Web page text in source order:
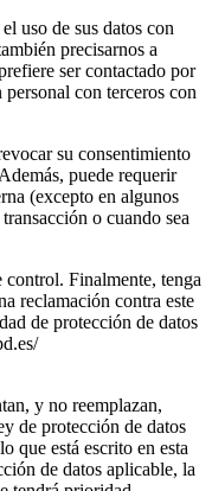
uso de sus datos con
precisarnos a
ser contactado por
con terceros con
su consentimiento
puede requerir
(excepto en algunos
o cuando sea
control. Finalmente, tenga
reclamación contra este
de protección de datos
y no reemplazan,
de protección de datos
que está escrito en esta
de datos aplicable, la